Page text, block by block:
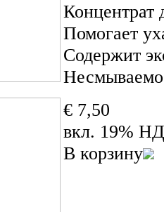
Концентрат
Помогает
Содержит
€ 7,50
вкл. 19%
В корзину